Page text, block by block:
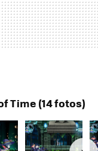
Time (14 fotos)